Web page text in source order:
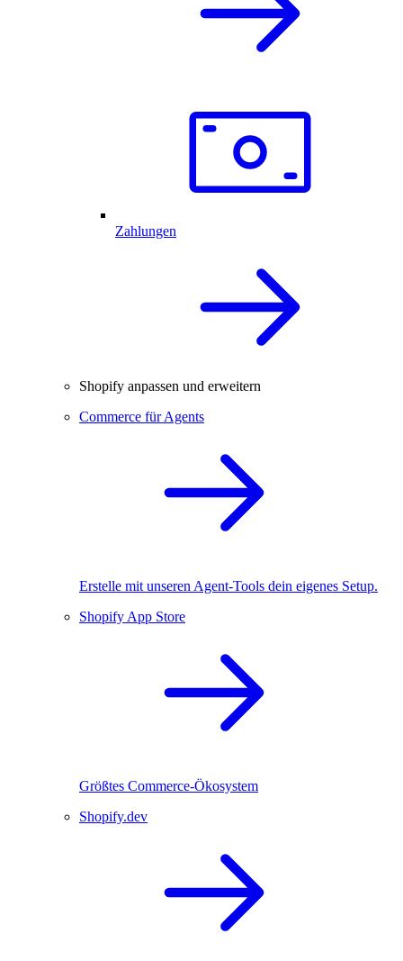
Zahlungen
Shopify anpassen und erweitern
Commerce für Agents
Erstelle mit unseren Agent-Tools dein eigenes Setup.
Shopify App Store
Größtes Commerce-Ökosystem
Shopify.dev